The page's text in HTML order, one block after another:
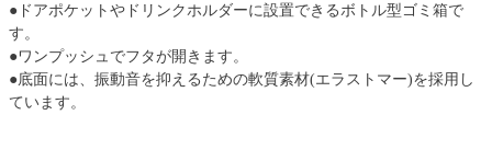
●ドアポケットやドリンクホルダーに設置できるボトル型ゴミ箱で
す。
●ワンプッシュでフタが開きます。
●底面には、振動音を抑えるための軟質素材(エラストマー)を採用し
ています。